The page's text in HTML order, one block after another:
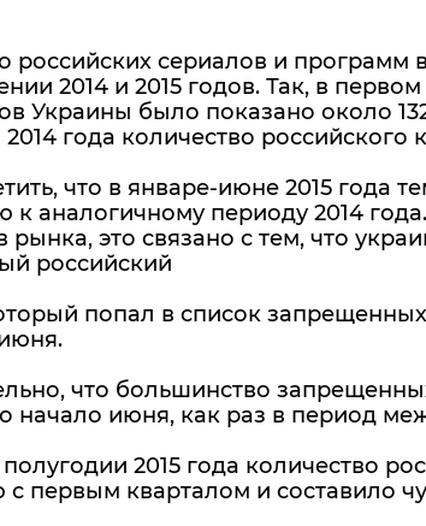
российских сериалов и программ
2014 и 2015 годов. Так, в
Украины было показано около
года количество
что в январе-июне 2015 года
к аналогичному периоду 2014
рынка, это связано с тем, что
российский
попал в список
что большинство
начало июня, как раз в период
2015 года количество
первым кварталом и составило